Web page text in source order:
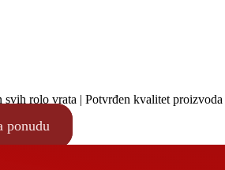
svih rolo vrata | Potvrđen kvalitet
ponudu